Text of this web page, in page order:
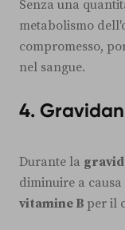
Senza una
metabolismo
compromesso,
nel sangue.
4.
Durante la
diminuire a
vitamine B per il